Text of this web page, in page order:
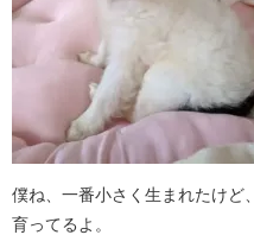
僕ね、一番小さく生まれたけど
育ってるよ。